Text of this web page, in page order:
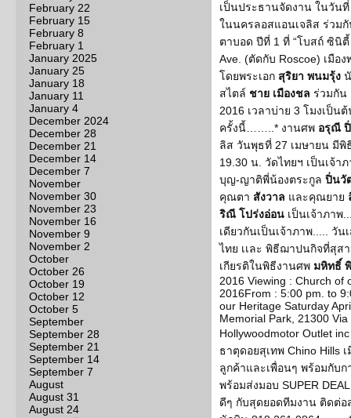
February 22
February 15
February 8
February 1
January 2025
January 25
January 18
January 11
January 4
December 2024
December 28
December 21
December 14
December 7
November
November 30
November 23
November 16
November 9
November 2
October
October 26
October 19
October 12
October 5
September
September 28
September 21
September 14
September 7
August
August 31
August 24
เป็นประธานจัดงาน ในวัน
ในนครลอสแอนเจลิส ร่วม
ตาบอด ปีที่ 1 ที่ “โบสถ์ ซินิตี้
Ave. (ตัดกับ Roscoe) เมือ
โดยพระเอก สุริยา พนมรุ้ง
สไตล์ ชาย เมืองชล ร่วมกัน
2016 เวลาบ่าย 3 โมงเป็
ครั้งนี้……..* งานศพ อรุณี
ลิส วันพุธที่ 27 เมษายน มี
19.30 น. วัดไทยฯ เป็นเจ้
บุญ-ญาติพี่น้องตระกูล ปิ่นวั
คุณตา สังวาล และคุณยาย
ริณี โปร่งอ่อน เป็นเจ้าภาพ
เดียวกันเป็นเจ้าภาพ..... วัน
ไทย เเละ พิธีฌาปนกิจที่สุส
เกียรติในพิธีงานศพ มหิทธิ์
2016 Viewing : Church of
2016From : 5:00 pm. to
our Heritage Saturday
Memorial Park, 21300
Hollywoodmotor Outlet
ธาตุดอยสุเทพ Chino Hills
ลูกค้าและเพื่อนๆ พร้อมกับ
พร้อมส่งมอบ SUPER
ดีๆ กับสุดยอดทีมงาน ติดต่อ